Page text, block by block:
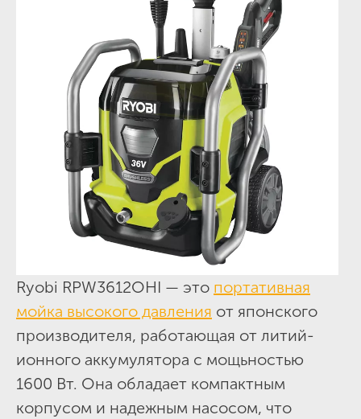
Ryobi RPW3612OHI — это портативная
мойка высокого давления от японского
производителя, работающая от литий-
ионного аккумулятора с мощьностью
1600 Вт. Она обладает компактным
корпусом и надежным насосом, что